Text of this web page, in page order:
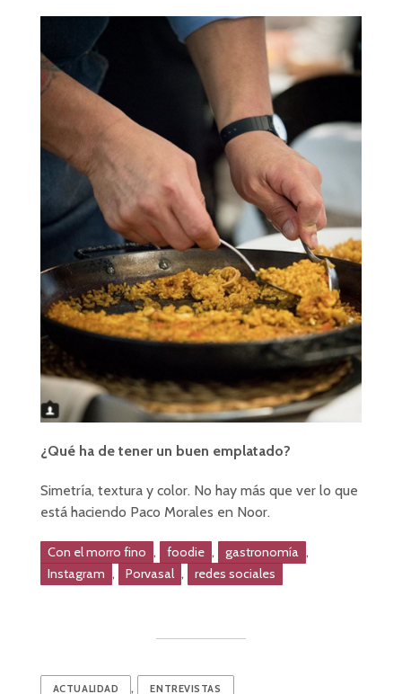
¿Qué ha de tener un buen emplatado?
Simetría, textura y color. No hay más que ver lo que
está haciendo Paco Morales en Noor.
Con el morro fino , foodie , gastronomía ,
Instagram , Porvasal , redes sociales
ACTUALIDAD , ENTREVISTAS